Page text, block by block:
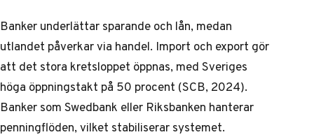
Banker underlättar sparande och lån, medan
utlandet påverkar via handel. Import och export gör
att det stora kretsloppet öppnas, med Sveriges
höga öppningstakt på 50 procent (SCB, 2024).
Banker som Swedbank eller Riksbanken hanterar
penningflöden, vilket stabiliserar systemet.